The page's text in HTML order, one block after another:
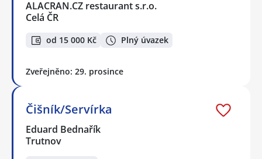
ALACRAN.CZ restaurant s.r.o.
Celá ČR
od 15 000 Kč Plný úvazek
Zveřejněno: 29. prosince
Čišník/Servírka
Eduard Bednařík
Trutnov